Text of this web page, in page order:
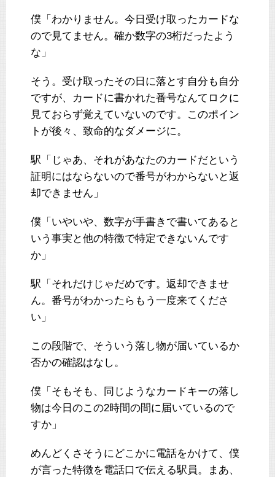
僕「わかりません。今日受け取ったカードな
ので見てません。確か数字の3桁だったよう
な」
そう。受け取ったその日に落とす自分も自分
ですが、カードに書かれた番号なんてロクに
見ておらず覚えていないのです。このポイン
トが後々、致命的なダメージに。
駅「じゃあ、それがあなたのカードだという
証明にはならないので番号がわからないと返
却できません」
僕「いやいや、数字が手書きで書いてあると
いう事実と他の特徴で特定できないんです
か」
駅「それだけじゃだめです。返却できませ
ん。番号がわかったらもう一度来てくださ
い」
この段階で、そういう落し物が届いているか
否かの確認はなし。
僕「そもそも、同じようなカードキーの落し
物は今日のこの2時間の間に届いているので
すか」
めんどくさそうにどこかに電話をかけて、僕
が言った特徴を電話口で伝える駅員。まあ、